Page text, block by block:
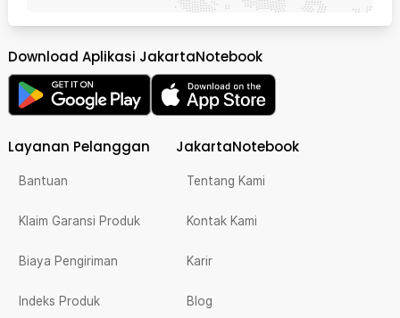
Download Aplikasi JakartaNotebook
Layanan Pelanggan
Bantuan
Klaim Garansi Produk
Biaya Pengiriman
Indeks Produk
JakartaNotebook
Tentang Kami
Kontak Kami
Karir
Blog